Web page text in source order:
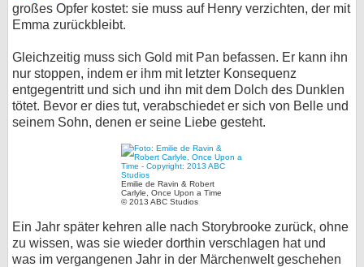
großes Opfer kostet: sie muss auf Henry verzichten, der mit
Emma zurückbleibt.
Gleichzeitig muss sich Gold mit Pan befassen. Er kann ihn
nur stoppen, indem er ihm mit letzter Konsequenz
entgegentritt und sich und ihn mit dem Dolch des Dunklen
tötet. Bevor er dies tut, verabschiedet er sich von Belle und
seinem Sohn, denen er seine Liebe gesteht.
Emilie de Ravin & Robert
Carlyle, Once Upon a Time
© 2013 ABC Studios
Ein Jahr später kehren alle nach Storybrooke zurück, ohne
zu wissen, was sie wieder dorthin verschlagen hat und
was im vergangenen Jahr in der Märchenwelt geschehen